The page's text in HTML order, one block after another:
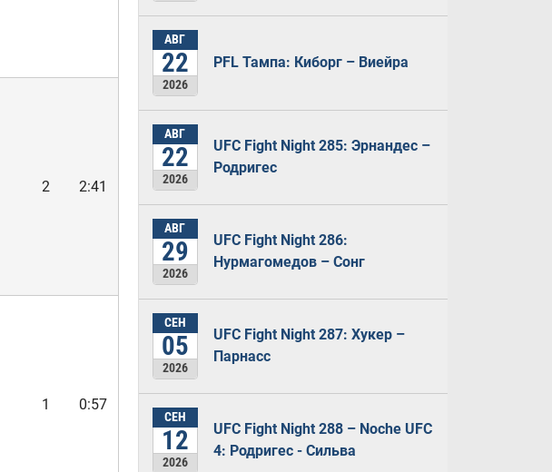
2 2:41
1 0:57
АВГ
22
2026
PFL Тампа: Киборг – Виейра
АВГ
22
2026
UFC Fight Night 285: Эрнандес –
Родригес
АВГ
29
2026
UFC Fight Night 286:
Нурмагомедов – Сонг
СЕН
05
2026
UFC Fight Night 287: Хукер –
Парнасс
СЕН
12
2026
UFC Fight Night 288 – Noche UFC
4: Родригес - Сильва